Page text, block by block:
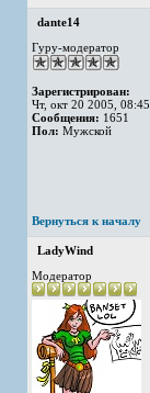
dante14
Гуру-модератор
Зарегистрирован:
Чт, окт 20 2005, 08:45
Сообщения: 1651
Пол: Мужской
Вернуться к началу
LadyWind
Модератор